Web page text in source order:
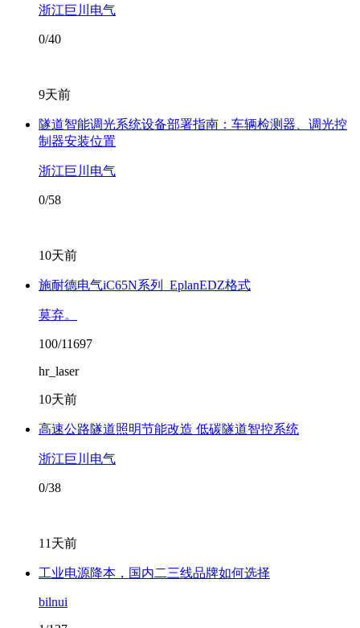
浙江巨川电气
0/40
9天前
隧道智能调光系统设备部署指南：车辆检测器、调光控
制器安装位置
浙江巨川电气
0/58
10天前
施耐德电气iC65N系列_EplanEDZ格式
莫弃。
100/11697
hr_laser
10天前
高速公路隧道照明节能改造 低碳隧道智控系统
浙江巨川电气
0/38
11天前
工业电源降本，国内二三线品牌如何选择
bilnui